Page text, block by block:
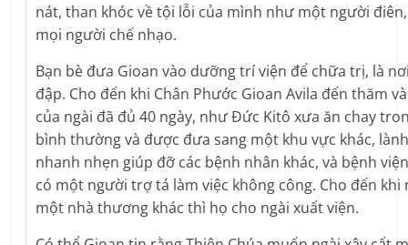
nát, than khóc về tội lỗi của mình như một người
mọi người chế nhạo.
Bạn bè đưa Gioan vào dưỡng trí viện để chữa trị, là
đập. Cho đến khi Chân Phước Gioan Avila đến thăm
của ngài đã đủ 40 ngày, như Ðức Kitô xưa ăn chay
bình thường và được đưa sang một khu vực khác,
nhanh nhẹn giúp đỡ các bệnh nhân khác, và bệnh
có một người trợ tá làm việc không công. Cho đến khi
một nhà thương khác thì họ cho ngài xuất viện.